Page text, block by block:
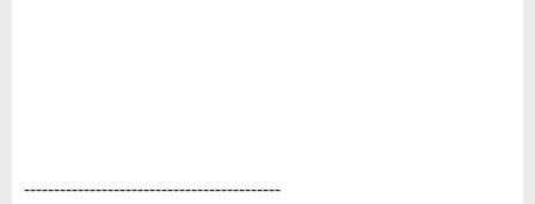
-------------------------------------------